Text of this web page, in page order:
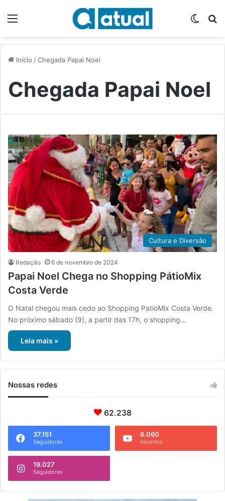
Início /Chegada Papai Noel
Chegada Papai Noel
Cultura e Diversão
Redação 6 de novembro de 2024
Papai Noel Chega no Shopping PátioMix
Costa Verde
O Natal chegou mais cedo ao Shopping PatioMix Costa Verde.
No próximo sábado (9), a partir das 17h, o shopping…
Leia mais »
Nossas redes
62.238
37.151
Seguidores
6.060
Inscritos
19.027
Seguidores